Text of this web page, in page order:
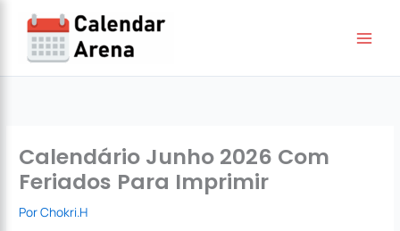
conteúdo
Calendário Junho 2026 Com
Feriados Para Imprimir
PorChokri.H